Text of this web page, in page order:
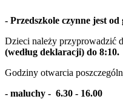
- Przedszkole czynne jest od
Dzieci należy przyprowadzić
(według deklaracji) do 8:10.
Godziny otwarcia
- maluchy - 6.30 - 16.00